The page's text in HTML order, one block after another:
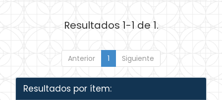
Resultados 1-1 de 1.
Anterior 1 Siguiente
Resultados por ítem: